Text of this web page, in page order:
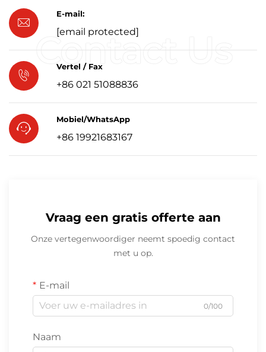
E-mail:
[email protected]
Vertel / Fax
+86 021 51088836
Mobiel/WhatsApp
+86 19921683167
Vraag een gratis offerte aan
Onze vertegenwoordiger neemt spoedig contact
met u op.
E-mail
0/100
Naam